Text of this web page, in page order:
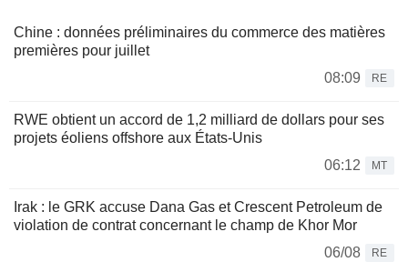
Chine : données préliminaires du commerce des matières
premières pour juillet
08:09
RE
RWE obtient un accord de 1,2 milliard de dollars pour ses
projets éoliens offshore aux États-Unis
06:12
MT
Irak : le GRK accuse Dana Gas et Crescent Petroleum de
violation de contrat concernant le champ de Khor Mor
06/08
RE